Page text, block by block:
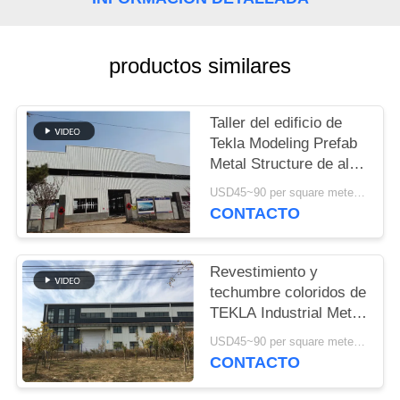
NOSOTROS
NOTICIAS
CASOS
MAPA
DEL
SITIO
POLÍTICA
DE
PRIVACIDAD
productos similares
Taller del edificio de
Tekla Modeling Prefab
Metal Structure de alta
resistencia
USD45~90 per square meter MOQ:1000 metros cuadrados
CONTACTO
Revestimiento y
techumbre coloridos de
TEKLA Industrial Metal
Workshop Building
USD45~90 per square meter MOQ:1000 metros cuadrados
CONTACTO